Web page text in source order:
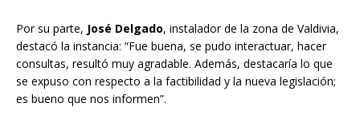
Por su parte, José Delgado, instalador de la zona de Valdivia,
destacó la instancia: “Fue buena, se pudo interactuar, hacer
consultas, resultó muy agradable. Además, destacaría lo que
se expuso con respecto a la factibilidad y la nueva legislación;
es bueno que nos informen”.